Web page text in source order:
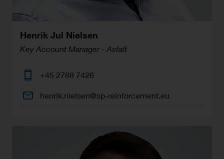
Henrik Jul Nielsen
Key Account Manager - Asfalt
+45 2788 7426
henrik.nielsen@sp-reinforcement.eu